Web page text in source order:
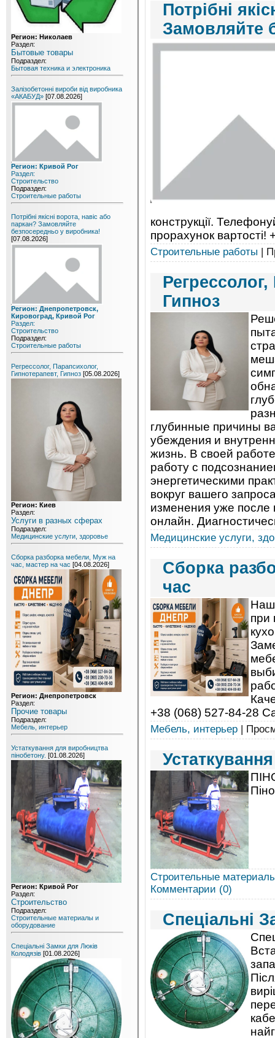
Регион: Николаев
Раздел:
Бытовые товары
Подраздел:
Бытовая техника и электроника
Залізобетонні вироби від виробника
«АКАБУД» [07.08.2026]
Регион: Кривой Рог
Раздел:
Строительство
Подраздел:
Строительные работы
Потрібні якісні ворота, навіс або
паркан? Замовляйте
безпосередньо у виробника!
[07.08.2026]
Регион: Днепропетровск,
Кировоград, Кривой Рог
Раздел:
Строительство
Подраздел:
Строительные работы
Регрессолог, Парапсихолог,
Гипнотерапевт, Гипноз [05.08.2026]
Регион: Киев
Раздел:
Услуги в разных сферах
Подраздел:
Медицинские услуги, здоровье
Сборка разборка мебели, Муж на
час, мастер на час [04.08.2026]
Регион: Днепропетровск
Раздел:
Прочие товары
Подраздел:
Мебель, интерьер
Устаткування для виробництва
пінобетону. [01.08.2026]
Регион: Кривой Рог
Раздел:
Строительство
Подраздел:
Строительные материалы и
оборудование
Спеціальні Замки для Люків
Колодязів [01.08.2026]
Потрібні
Замовляйте
конструкції.
прорахунок
Строительные работы |
Гипноз
глубинные причины
убеждения и
жизнь. В своей
работу с
энергетическими
вокруг вашего
изменения уже
онлайн.
Медицинские услуги,
Сборка
час
при
+38 (068) 527-84-28
Мебель, интерьер |
Строительные
Комментарии (0)
Спеціальні